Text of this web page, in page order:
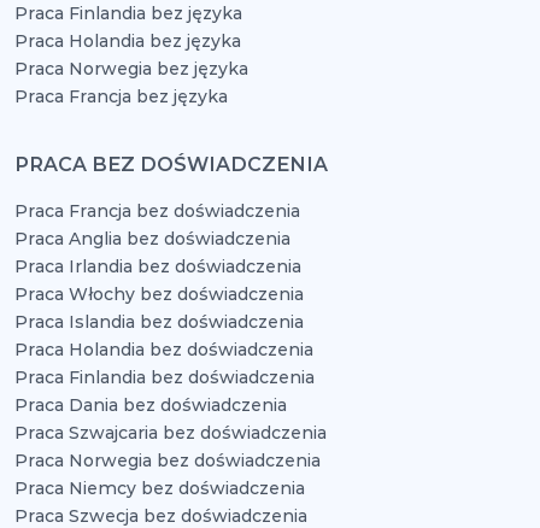
Praca Finlandia bez języka
Praca Holandia bez języka
Praca Norwegia bez języka
Praca Francja bez języka
PRACA BEZ DOŚWIADCZENIA
Praca Francja bez doświadczenia
Praca Anglia bez doświadczenia
Praca Irlandia bez doświadczenia
Praca Włochy bez doświadczenia
Praca Islandia bez doświadczenia
Praca Holandia bez doświadczenia
Praca Finlandia bez doświadczenia
Praca Dania bez doświadczenia
Praca Szwajcaria bez doświadczenia
Praca Norwegia bez doświadczenia
Praca Niemcy bez doświadczenia
Praca Szwecja bez doświadczenia